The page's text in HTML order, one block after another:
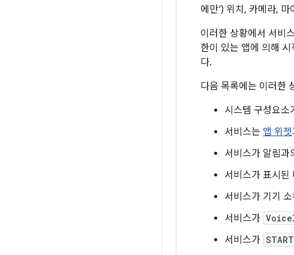
에만') 위치, 카메라, 마
이러한 상황에서 서비
한이 있는 앱에 의해
다.
다음 목록에는 이러한
시스템 구성요소
서비스는 앱 위젯
서비스가 알림과
서비스가 표시된
서비스가 기기
서비스가
서비스가